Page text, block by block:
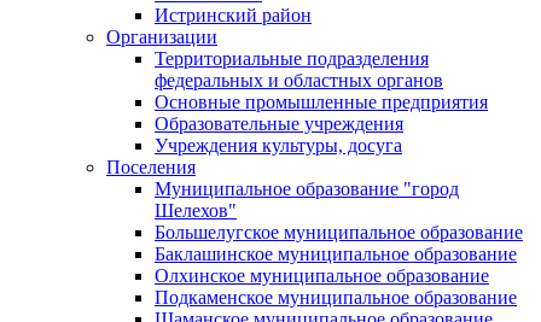
Истринский район
Организации
Территориальные подразделения
федеральных и областных органов
Основные промышленные предприятия
Образовательные учреждения
Учреждения культуры, досуга
Поселения
Муниципальное образование "город
Шелехов"
Большелугское муниципальное образование
Баклашинское муниципальное образование
Олхинское муниципальное образование
Подкаменское муниципальное образование